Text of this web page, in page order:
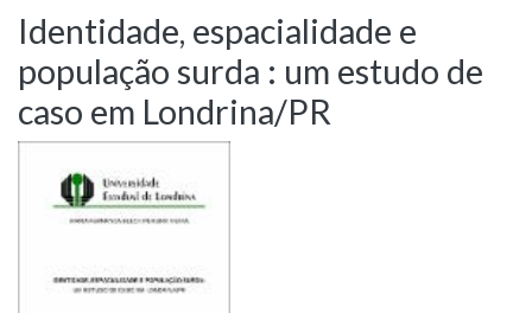
Estatísticas
Identidade, espacialidade e
população surda : um estudo de
caso em Londrina/PR